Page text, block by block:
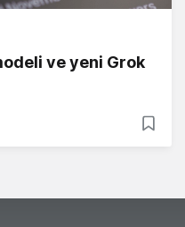
ve yeni Grok